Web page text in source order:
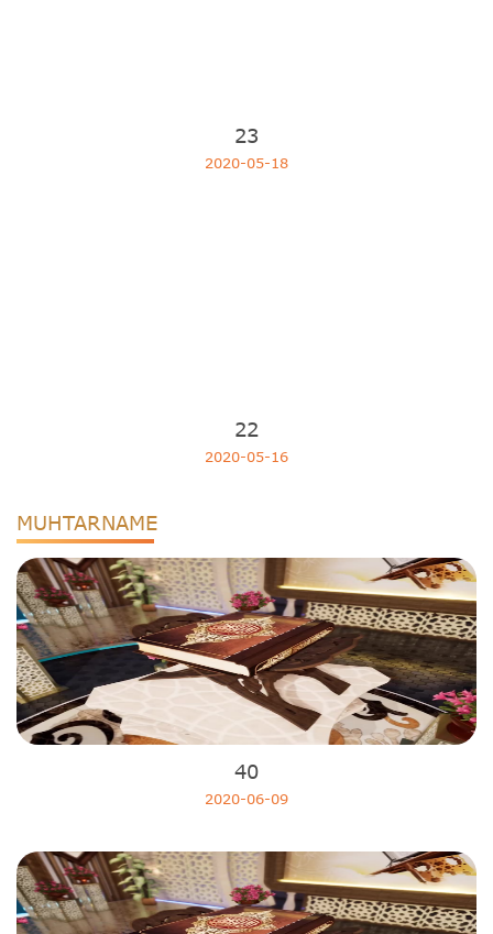
23
2020-05-18
22
2020-05-16
MUHTARNAME
40
2020-06-09